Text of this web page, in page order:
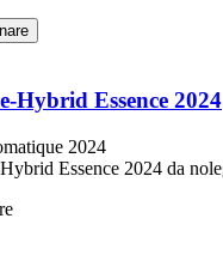
Hybrid Essence 2024
2024